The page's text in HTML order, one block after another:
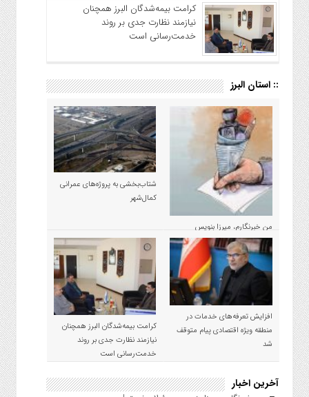
کرامت بیمه‌شدگان البرز همچنان
نیازمند نظارت جدی بر روند
خدمت‌رسانی است
:: استان البرز
من خبرنگارم، میرزا بنویس
مسئولان نیستم!
شتاب‌بخشی به پروژه‌های عمرانی
کمال‌شهر
افزایش تعرفه‌های خدمات در
منطقه ویژه اقتصادی پیام متوقف
شد
کرامت بیمه‌شدگان البرز همچنان
نیازمند نظارت جدی بر روند
خدمت‌رسانی است
آخرین اخبار